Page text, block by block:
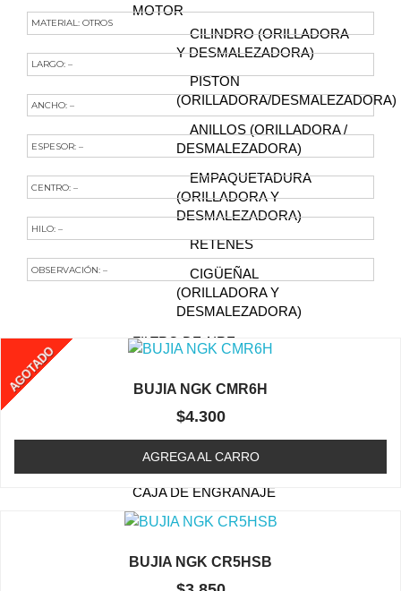
MOTOR
CILINDRO (ORILLADORA
Y DESMALEZADORA)
PISTON
(ORILLADORA/DESMALEZADORA)
ANILLOS (ORILLADORA /
DESMALEZADORA)
EMPAQUETADURA
(ORILLADORA Y
DESMALEZADORA)
RETENES
CIGÜEÑAL
(ORILLADORA Y
DESMALEZADORA)
FILTRO DE AIRE
DESMALEZADORA)
BUJIA (ORILLADORA /
CABEZAL (TRIMMER)
CAJA DE ENGRANAJE
FILTRO DE COMBUSTIBLE
DESMALEZADORA)
MATERIAL: OTROS
LARGO: –
ANCHO: –
ESPESOR: –
CENTRO: –
HILO: –
OBSERVACIÓN: –
Te Podría Interesar
BUJIA NGK CMR6H
AGOTADO
$4.300
AGREGA AL CARRO
BUJIA NGK CR5HSB